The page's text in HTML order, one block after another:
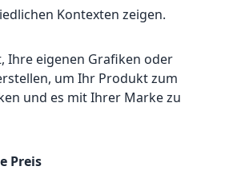
Kontexten zeigen.
Ihre eigenen Grafiken oder
um Ihr Produkt zum
und es mit Ihrer Marke zu
Preis